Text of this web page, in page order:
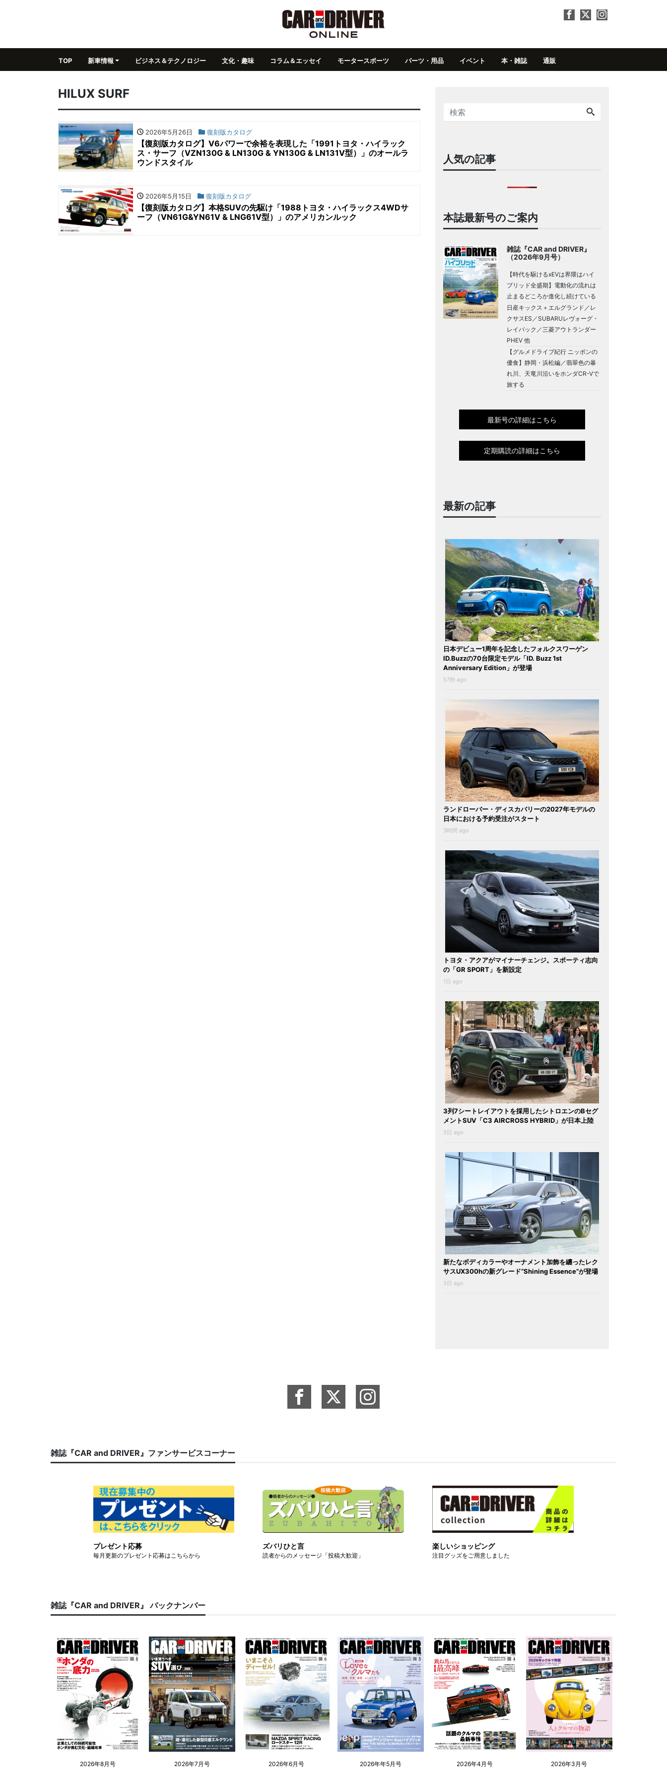
TOP 新車情報 ビジネス＆テクノロジー 文化・趣味 コラム＆エッセイ モータースポーツ パーツ・用品 イベント 本・雑誌 通販
HILUX SURF
2026年5月26日 復刻版カタログ
【復刻版カタログ】V6パワーで余裕を表現した「1991トヨタ・ハイラック
ス・サーフ（VZN130G & LN130G & YN130G & LN131V型）」のオールラ
ウンドスタイル
2026年5月15日 復刻版カタログ
【復刻版カタログ】本格SUVの先駆け「1988トヨタ・ハイラックス4WDサ
ーフ（VN61G&YN61V & LNG61V型）」のアメリカンルック
人気の記事
本誌最新号のご案内
雑誌『CAR and DRIVER』
（2026年9月号）
【時代を駆けるxEVは界隈はハイ
ブリッド全盛期】電動化の流れは
止まるどころか進化し続けている
日産キックス＋エルグランド／レ
クサスES／SUBARUレヴォーグ・
レイバック／三菱アウトランダー
PHEV 他
【グルメドライブ紀行 ニッポンの
優食】静岡・浜松編／翡翠色の暴
れ川、天竜川沿いをホンダCR-Vで
旅する
最新号の詳細はこちら
定期購読の詳細はこちら
最新の記事
日本デビュー1周年を記念したフォルクスワーゲン
ID.Buzzの70台限定モデル「ID. Buzz 1st
Anniversary Edition」が登場
57秒 ago
ランドローバー・ディスカバリーの2027年モデルの
日本における予約受注がスタート
3時間 ago
トヨタ・アクアがマイナーチェンジ。スポーティ志向
の「GR SPORT」を新設定
1日 ago
3列7シートレイアウトを採用したシトロエンのBセグ
メントSUV「C3 AIRCROSS HYBRID」が日本上陸
3日 ago
新たなボディカラーやオーナメント加飾を纏ったレク
サスUX300hの新グレード“Shining Essence”が登場
3日 ago
雑誌『CAR and DRIVER』ファンサービスコーナー
プレゼント応募
毎月更新のプレゼント応募はこちらから
ズバリひと言
読者からのメッセージ「投稿大歓迎」
楽しいショッピング
注目グッズをご用意しました
雑誌『CAR and DRIVER』 バックナンバー
2026年8月号 2026年7月号 2026年6月号 2026年年5月号 2026年4月号 2026年3月号